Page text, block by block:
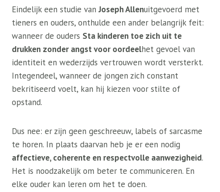
Eindelijk een studie vanJoseph Allenuitgevoerd met
tieners en ouders, onthulde een ander belangrijk feit:
wanneer de ouders Sta kinderen toe zich uit te
drukken zonder angst voor oordeelhet gevoel van
identiteit en wederzijds vertrouwen wordt versterkt.
Integendeel, wanneer de jongen zich constant
bekritiseerd voelt, kan hij kiezen voor stilte of
opstand.
Dus nee: er zijn geen geschreeuw, labels of sarcasme
te horen. In plaats daarvan heb je er een nodig
affectieve, coherente en respectvolle aanwezigheid.
Het is noodzakelijk om beter te communiceren. En
elke ouder kan leren om het te doen.